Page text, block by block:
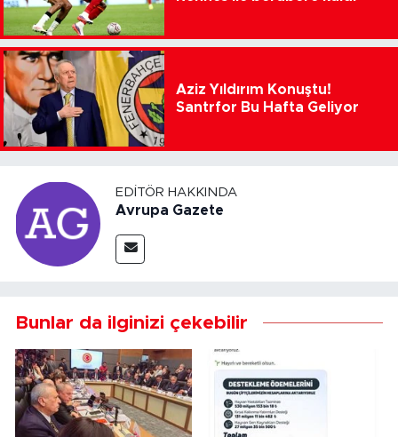
Aziz Yıldırım Konuştu!
Santrfor Bu Hafta Geliyor
EDITÖR HAKKINDA
Avrupa Gazete
Bunlar da ilginizi çekebilir